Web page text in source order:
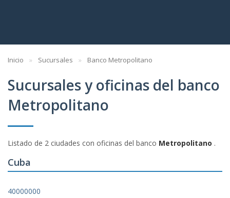
Inicio Sucursales Banco Metropolitano
Sucursales y oficinas del banco
Metropolitano
Listado de 2 ciudades con oficinas del banco Metropolitano .
Cuba
40000000